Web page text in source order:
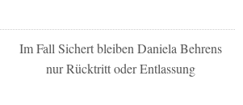
Im Fall Sichert bleiben Daniela Behrens
nur Rücktritt oder Entlassung